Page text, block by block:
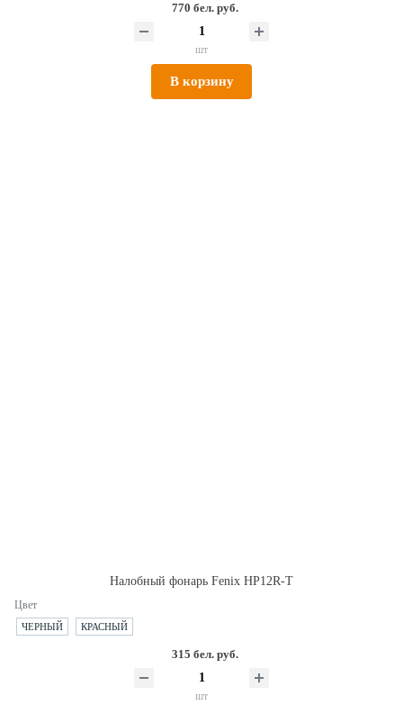
770 бел. руб.
шт
В корзину
Налобный фонарь Fenix HP12R-T
Цвет
ЧЕРНЫЙ КРАСНЫЙ
315 бел. руб.
шт